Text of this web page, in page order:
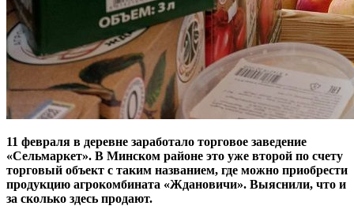
11 февраля в деревне заработало торговое заведение
«Сельмаркет». В Минском районе это уже второй по счету
торговый объект с таким названием, где можно приобрести
продукцию агрокомбината «Ждановичи». Выяснили, что и
за сколько здесь продают.